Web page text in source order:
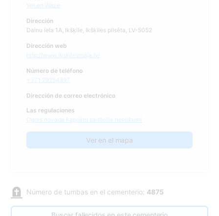
Ver en Waze
Dirección
Dainu iela 1A, Ikšķile, Ikšķiles pilsēta, LV-5052
Dirección web
http://www.ikskilesmaja.lv/
Número de teléfono
+371 29254897
Dirección de correo electrónico
Las regulaciones
Ogres novada kapsētu saistošie noteikumi
Ver en el mapa
Número de tumbas en el cementerio: 4875